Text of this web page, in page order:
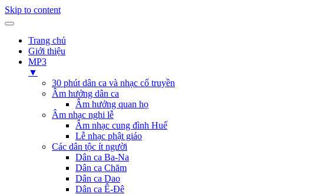
Skip to content
Trang chủ
Giới thiệu
MP3
▼
30 phút dân ca và nhạc cổ truyền
Âm hưởng dân ca
Âm hưởng quan họ
Âm nhạc nghi lễ
Âm nhạc cung đình Huế
Lễ nhạc phật giáo
Các dân tộc ít người
Dân ca Ba-Na
Dân ca Chăm
Dân ca Dao
Dân ca Ê-Đê